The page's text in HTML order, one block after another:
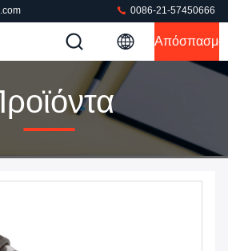
0086-21-57450666
Απόσπασμα